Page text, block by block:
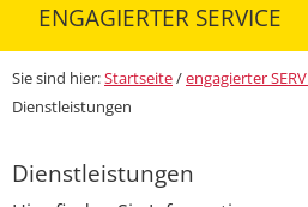
ENGAGIERTER SERVICE
Sie sind hier:Startseite/engagierter
Dienstleistungen
Dienstleistungen